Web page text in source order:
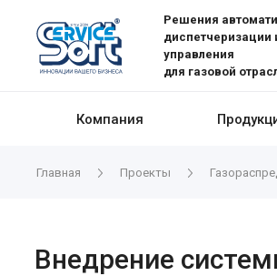
Решения
диспетчеризации
управления
для газовой
Компания
Главная Проекты
Внедрение